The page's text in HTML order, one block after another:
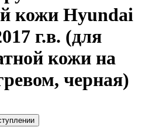
кожи Hyundai
г.в. (для
кожи на
черная)